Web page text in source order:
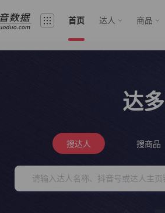
首页 达人 商品
达
搜达人 搜商品